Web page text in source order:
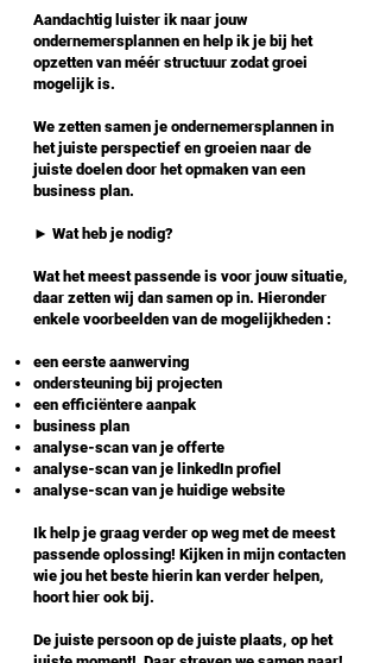
Aandachtig luister ik naar jouw
ondernemersplannen en help ik je bij het
opzetten van méér structuur zodat groei
mogelijk is.
We zetten samen je ondernemersplannen in
het juiste perspectief en groeien naar de
juiste doelen door het opmaken van een
business plan.
► Wat heb je nodig?
Wat het meest passende is voor jouw situatie,
daar zetten wij dan samen op in. Hieronder
enkele voorbeelden van de mogelijkheden :
een eerste aanwerving
ondersteuning bij projecten
een efficiëntere aanpak
business plan
analyse-scan van je offerte
analyse-scan van je linkedIn profiel
analyse-scan van je huidige website
Ik help je graag verder op weg met de meest
passende oplossing! Kijken in mijn contacten
wie jou het beste hierin kan verder helpen,
hoort hier ook bij.
De juiste persoon op de juiste plaats, op het